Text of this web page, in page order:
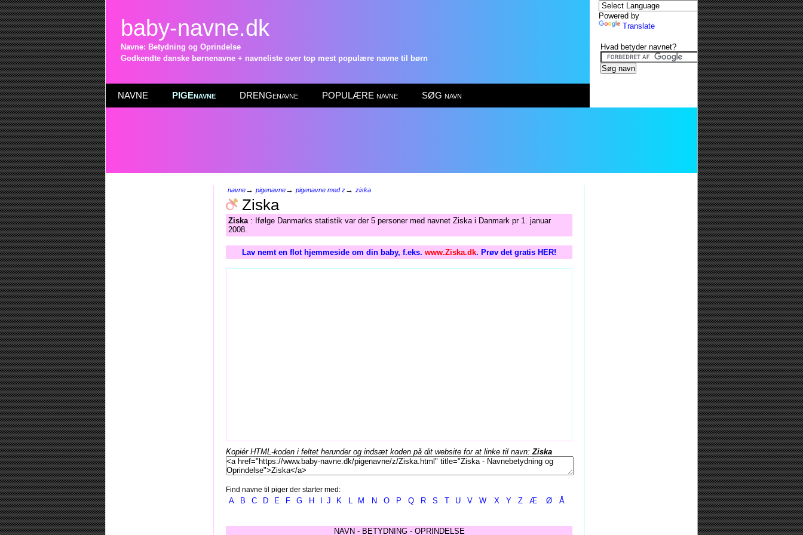
baby-navne.dk
Navne: Betydning og Oprindelse
Godkendte danske børnenavne + navneliste over top mest populære navne til børn
NAVNE PIGEnavne DRENGenavne POPULÆRE navne SØG navn
navne→ pigenavne→ pigenavne med z→ ziska
Ziska
Ziska: Ifølge Danmarks statistik var der 5 personer med navnet Ziska i Danmark pr 1. januar
2008.
Lav nemt en flot hjemmeside om din baby, f.eks. www.Ziska.dk. Prøv det gratis HER!
Kopiér HTML-koden i feltet herunder og indsæt koden på dit website for at linke til navn:Ziska
Find navne til piger der starter med:
A B C D E F G H J K L M N O P Q R S T U V W X Y Z Æ Ø Å
NAVN - BETYDNING - OPRINDELSE
Powered by
Translate
Hvad betyder navnet?